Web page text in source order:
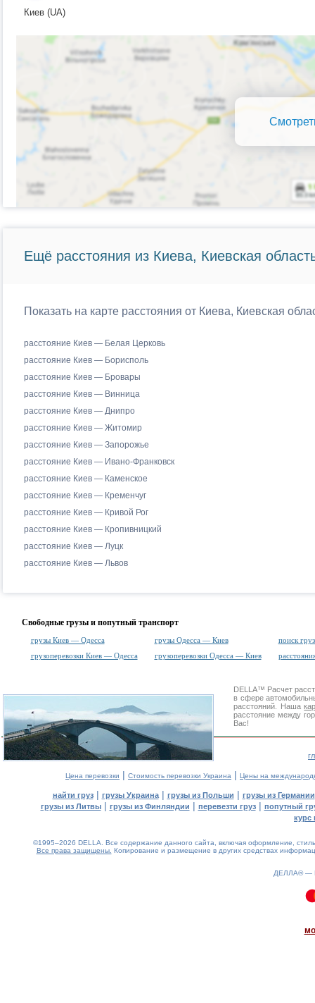
Киев (UA)
Ещё расстояния из Киева, Киевская
Показать на карте расстояния от Киева, Киевская
расстояние Киев — Белая Церковь
расстояние Киев — Борисполь
расстояние Киев — Бровары
расстояние Киев — Винница
расстояние Киев — Днипро
расстояние Киев — Житомир
расстояние Киев — Запорожье
расстояние Киев — Ивано-Франковск
расстояние Киев — Каменское
расстояние Киев — Кременчуг
расстояние Киев — Кривой Рог
расстояние Киев — Кропивницкий
расстояние Киев — Луцк
расстояние Киев — Львов
Свободные грузы и попутный транспорт
грузы Киев — Одесса грузы Одесса — Киев
поиск
грузоперевозки Киев — Одесса
грузоперевозки Одесса — Киев
DELLA™ Расчет
в сфере
расстояний. Наша
расстояние между
Вас!
Цена перевозки | Стоимость перевозки Украина | Цены на
найти груз| грузы Украина| грузы из Польши | грузы из Германии
грузы из Литвы| грузы из Финляндии | перевезти груз| попутный
курс
©1995–2026 DELLA. Все содержание данного сайта, включая оформление,
Все права защищены. Копирование и размещение в других средствах
ДЕЛЛА® —